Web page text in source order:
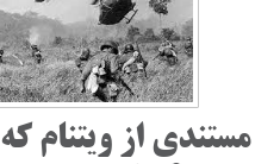
مستندی از ویتنام که